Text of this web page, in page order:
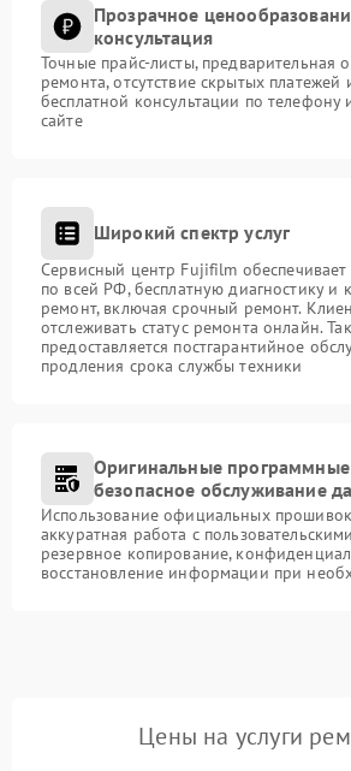
Прозрачное
консультация
Точные прайс-листы, предварительная
ремонта, отсутствие скрытых платежей
бесплатной консультации по телефону
сайте
Широкий спектр услуг
Сервисный центр Fujifilm обеспечивает
по всей РФ, бесплатную диагностику и
ремонт, включая срочный ремонт.
отслеживать статус ремонта онлайн.
предоставляется постгарантийное
продления срока службы техники
Оригинальные
безопасное обслуживание
Использование официальных
аккуратная работа с
резервное копирование,
восстановление информации при
Цены на услуги